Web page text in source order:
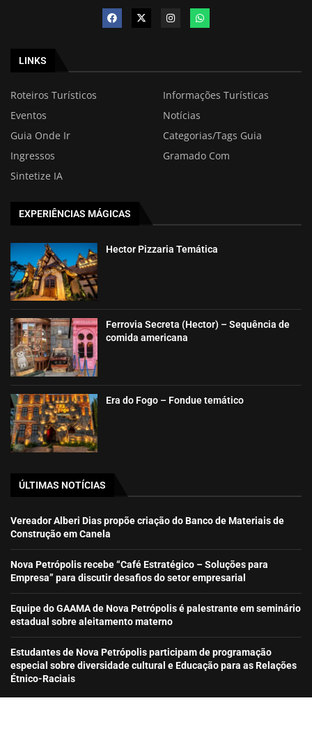
LINKS
Roteiros Turísticos
Informações Turísticas
Eventos
Notícias
Guia Onde Ir
Categorias/Tags Guia
Ingressos
Gramado Com
Sintetize IA
EXPERIÊNCIAS MÁGICAS
Hector Pizzaria Temática
Ferrovia Secreta (Hector) – Sequência de
comida americana
Era do Fogo – Fondue temático
ÚLTIMAS NOTÍCIAS
Vereador Alberi Dias propõe criação do Banco de Materiais de
Construção em Canela
Nova Petrópolis recebe “Café Estratégico – Soluções para
Empresa” para discutir desafios do setor empresarial
Equipe do GAAMA de Nova Petrópolis é palestrante em seminário
estadual sobre aleitamento materno
Estudantes de Nova Petrópolis participam de programação
especial sobre diversidade cultural e Educação para as Relações
Étnico-Raciais